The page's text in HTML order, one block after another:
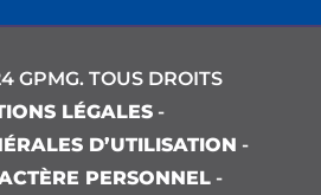
GPMG. TOUS DROITS
LÉGALES -
D’UTILISATION -
PERSONNEL -